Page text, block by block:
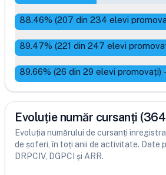
88.46% (207 din 234 elevi
89.47% (221 din 247 elevi
89.66% (26 din 29 elevi promovați) -
Evoluție număr cursanți
Evoluția numărului de cursanți
de șoferi, în toți anii de activitate. Date
DRPCIV, DGPCI și ARR.